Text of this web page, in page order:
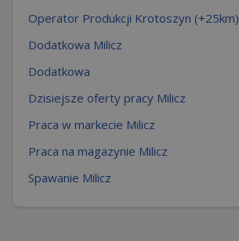
Operator Produkcji Krotoszyn (+25km)
Dodatkowa Milicz
Dodatkowa
Dzisiejsze oferty pracy Milicz
Praca w markecie Milicz
Praca na magazynie Milicz
Spawanie Milicz